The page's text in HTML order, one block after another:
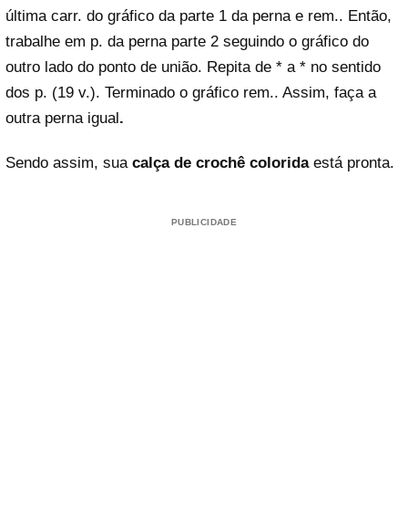
última carr. do gráfico da parte 1 da perna e rem.. Então,
trabalhe em p. da perna parte 2 seguindo o gráfico do
outro lado do ponto de união. Repita de * a * no sentido
dos p. (19 v.). Terminado o gráfico rem.. Assim, faça a
outra perna igual.
Sendo assim, sua calça de crochê coloridaestá pronta.
PUBLICIDADE